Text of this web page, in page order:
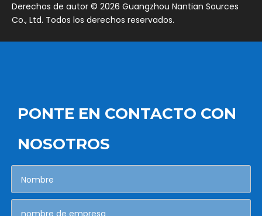
​Derechos de autor © 2026 Guangzhou Nantian Sources
Co., Ltd. Todos los derechos reservados.
PONTE EN CONTACTO CON
NOSOTROS